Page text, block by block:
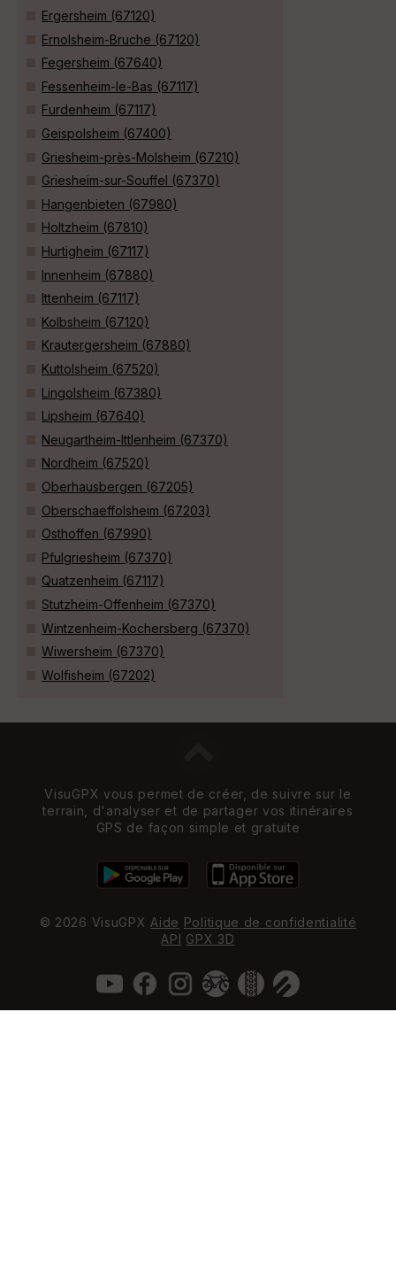
Ergersheim (67120)
Ernolsheim-Bruche (67120)
Fegersheim (67640)
Fessenheim-le-Bas (67117)
Furdenheim (67117)
Geispolsheim (67400)
Griesheim-près-Molsheim (67210)
Griesheim-sur-Souffel (67370)
Hangenbieten (67980)
Holtzheim (67810)
Hurtigheim (67117)
Innenheim (67880)
Ittenheim (67117)
Kolbsheim (67120)
Krautergersheim (67880)
Kuttolsheim (67520)
Lingolsheim (67380)
Lipsheim (67640)
Neugartheim-Ittlenheim (67370)
Nordheim (67520)
Oberhausbergen (67205)
Oberschaeffolsheim (67203)
Osthoffen (67990)
Pfulgriesheim (67370)
Quatzenheim (67117)
Stutzheim-Offenheim (67370)
Wintzenheim-Kochersberg (67370)
Wiwersheim (67370)
Wolfisheim (67202)
VisuGPX vous permet de créer, de suivre sur le
terrain, d'analyser et de partager vos itinéraires
GPS de façon simple et gratuite
© 2026 VisuGPX Aide Politique de confidentialité
API GPX 3D